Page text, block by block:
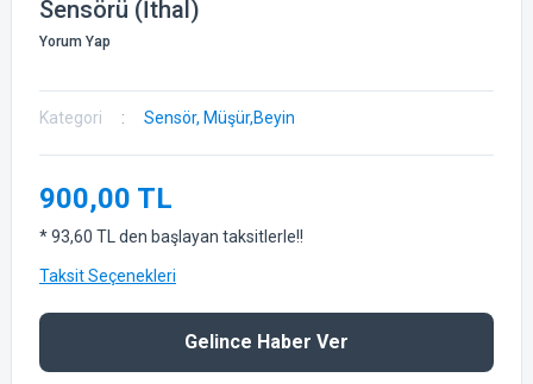
Sensörü (İthal)
Yorum Yap
Kategori Sensör, Müşür,Beyin
900,00 TL
* 93,60 TL den başlayan taksitlerle!!
Taksit Seçenekleri
Gelince Haber Ver